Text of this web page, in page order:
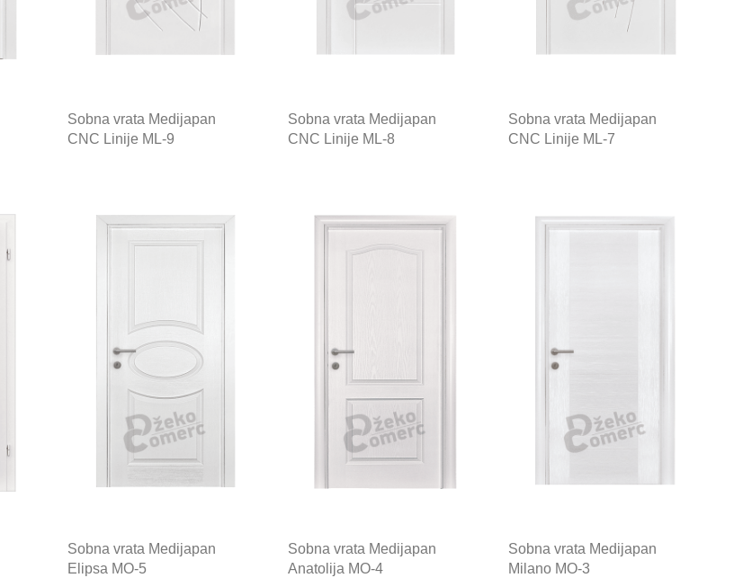
Sobna vrata Medijapan
CNC Linije ML-9
Sobna vrata Medijapan
CNC Linije ML-8
Sobna vrata Medijapan
CNC Linije ML-7
Sobna vrata Medijapan
Elipsa MO-5
Sobna vrata Medijapan
Anatolija MO-4
Sobna vrata Medijapan
Milano MO-3